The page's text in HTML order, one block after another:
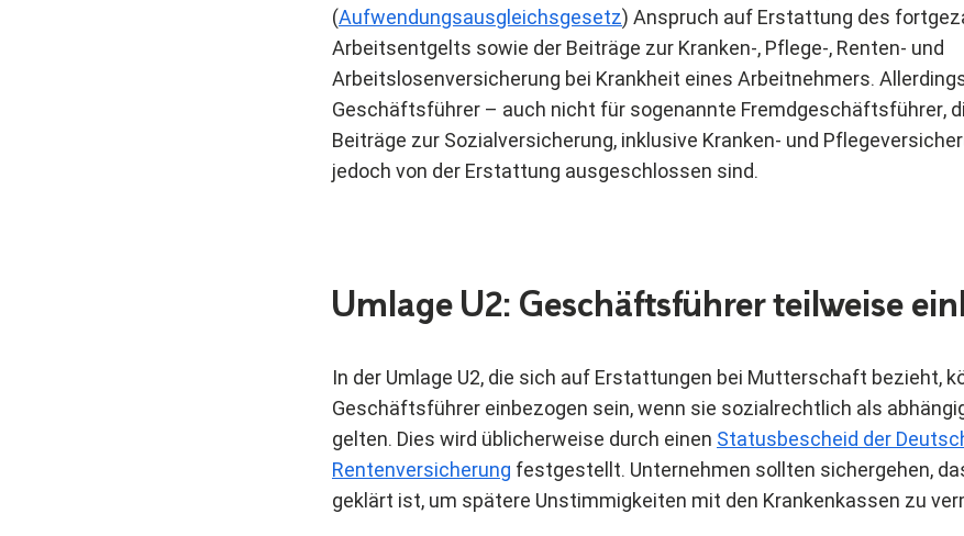
(Aufwendungsausgleichsgesetz) Anspruch auf Erstattung des
Arbeitsentgelts sowie der Beiträge zur Kranken-, Pflege-, Renten- und
Arbeitslosenversicherung bei Krankheit eines Arbeitnehmers.
Geschäftsführer – auch nicht für sogenannte Fremdgeschäftsführer,
Beiträge zur Sozialversicherung, inklusive Kranken- und
jedoch von der Erstattung ausgeschlossen sind.
Umlage U2: Geschäftsführer teilweise
In der Umlage U2, die sich auf Erstattungen bei Mutterschaft bezieht,
Geschäftsführer einbezogen sein, wenn sie sozialrechtlich als
gelten. Dies wird üblicherweise durch einen Statusbescheid der
Rentenversicherung festgestellt. Unternehmen sollten sichergehen,
geklärt ist, um spätere Unstimmigkeiten mit den Krankenkassen zu